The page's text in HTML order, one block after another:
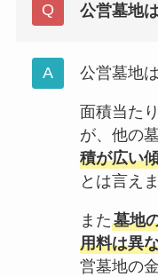
公営墓地
公営墓地
面積当た
が、他の
積が広い
とは言え
また墓地
用料は異
営墓地の